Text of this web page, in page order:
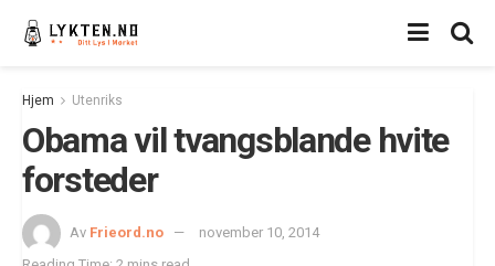
Hjem Utenriks
Obama vil tvangsblande hvite
forsteder
Av Frieord.no
november 10, 2014